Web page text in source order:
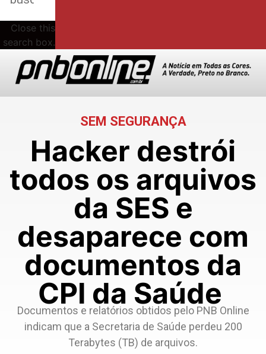
Close this
search box.
SEM SEGURANÇA
Hacker destrói
todos os arquivos
da SES e
desaparece com
documentos da
CPI da Saúde
Documentos e relatórios obtidos pelo PNB Online
indicam que a Secretaria de Saúde perdeu 200
Terabytes (TB) de arquivos.